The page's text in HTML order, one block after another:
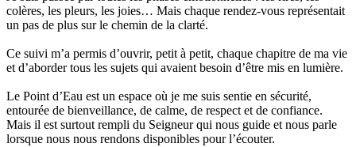
colères, les pleurs, les joies… Mais chaque rendez-vous représentait
un pas de plus sur le chemin de la clarté.
Ce suivi m’a permis d’ouvrir, petit à petit, chaque chapitre de ma vie
et d’aborder tous les sujets qui avaient besoin d’être mis en lumière.
Le Point d’Eau est un espace où je me suis sentie en sécurité,
entourée de bienveillance, de calme, de respect et de confiance.
Mais il est surtout rempli du Seigneur qui nous guide et nous parle
lorsque nous nous rendons disponibles pour l’écouter.